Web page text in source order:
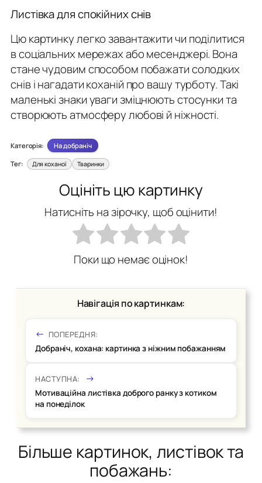
Листівка для спокійних снів
Цю картинку легко завантажити чи поділитися
в соціальних мережах або месенджері. Вона
стане чудовим способом побажати солодких
снів і нагадати коханій про вашу турботу. Такі
маленькі знаки уваги зміцнюють стосунки та
створюють атмосферу любові й ніжності.
Категорія: На добраніч
Тег: Для коханої Тваринки
Оцініть цю картинку
Натисніть на зірочку, щоб оцінити!
Поки що немає оцінок!
Навігація по картинкам:
ПОПЕРЕДНЯ:
Добраніч, кохана: картинка з ніжним побажанням
НАСТУПНА:
Мотиваційна листівка доброго ранку з котиком
на понеділок
Більше картинок, листівок та
побажань: